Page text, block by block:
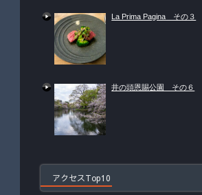
La Prima Pagina その３
井の頭恩賜公園 その６
アクセスTop10